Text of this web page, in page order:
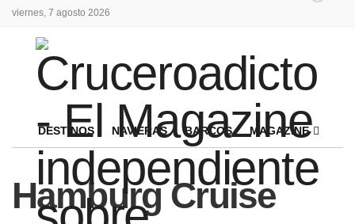
viernes, 7 agosto 2026
DESTINOS NAVIERAS BARCOS MAGAZINE
Hamburg Cruise